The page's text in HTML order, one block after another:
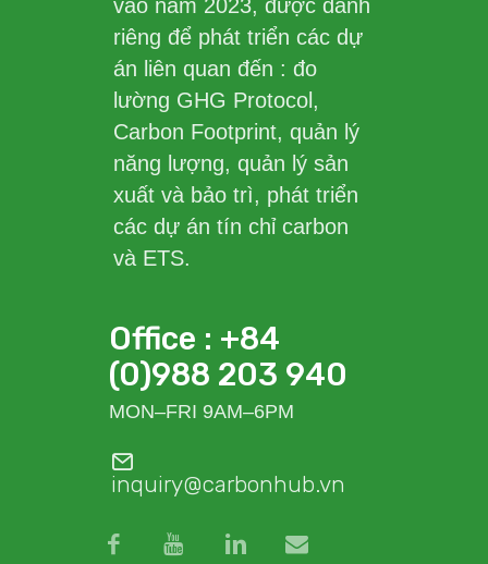
vào năm 2023, được dành
riêng để phát triển các dự
án liên quan đến : đo
lường GHG Protocol,
Carbon Footprint, quản lý
năng lượng, quản lý sản
xuất và bảo trì, phát triển
các dự án tín chỉ carbon
và ETS.
Office : +84
(0)988 203 940
MON–FRI 9AM–6PM
inquiry@carbonhub.vn